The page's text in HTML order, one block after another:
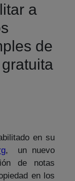
a
de
en su
, un nuevo
de notas
en los